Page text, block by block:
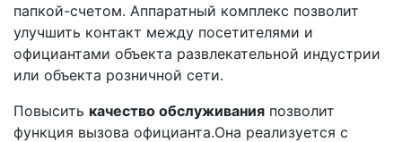
папкой-счетом. Аппаратный комплекс позволит
улучшить контакт между посетителями и
официантами объекта развлекательной индустрии
или объекта розничной сети.
Повысить качество обслуживания позволит
функция вызова официанта.Она реализуется с